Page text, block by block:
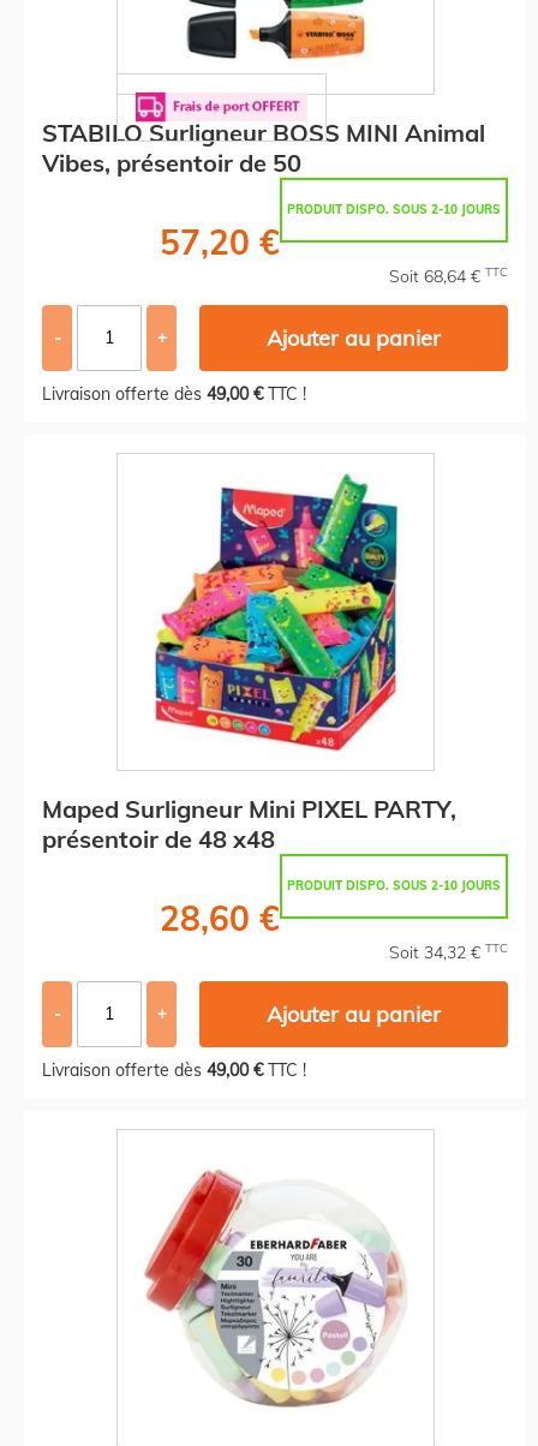
STABILO Surligneur BOSS MINI Animal
Vibes, présentoir de 50
PRODUIT DISPO. SOUS 2-10 JOURS
57,20 €
Soit 68,64 € TTC
- + Ajouter au panier
Livraison offerte dès 49,00 €TTC !
Maped Surligneur Mini PIXEL PARTY,
présentoir de 48 x48
PRODUIT DISPO. SOUS 2-10 JOURS
28,60 €
Soit 34,32 € TTC
- + Ajouter au panier
Livraison offerte dès 49,00 €TTC !